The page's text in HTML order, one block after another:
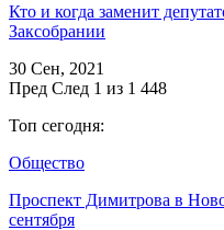
Кто и когда заменит
Заксобрании
30 Сен, 2021
Пред След 1 из 1 448
Топ сегодня:
Общество
Проспект Димитрова в
сентября